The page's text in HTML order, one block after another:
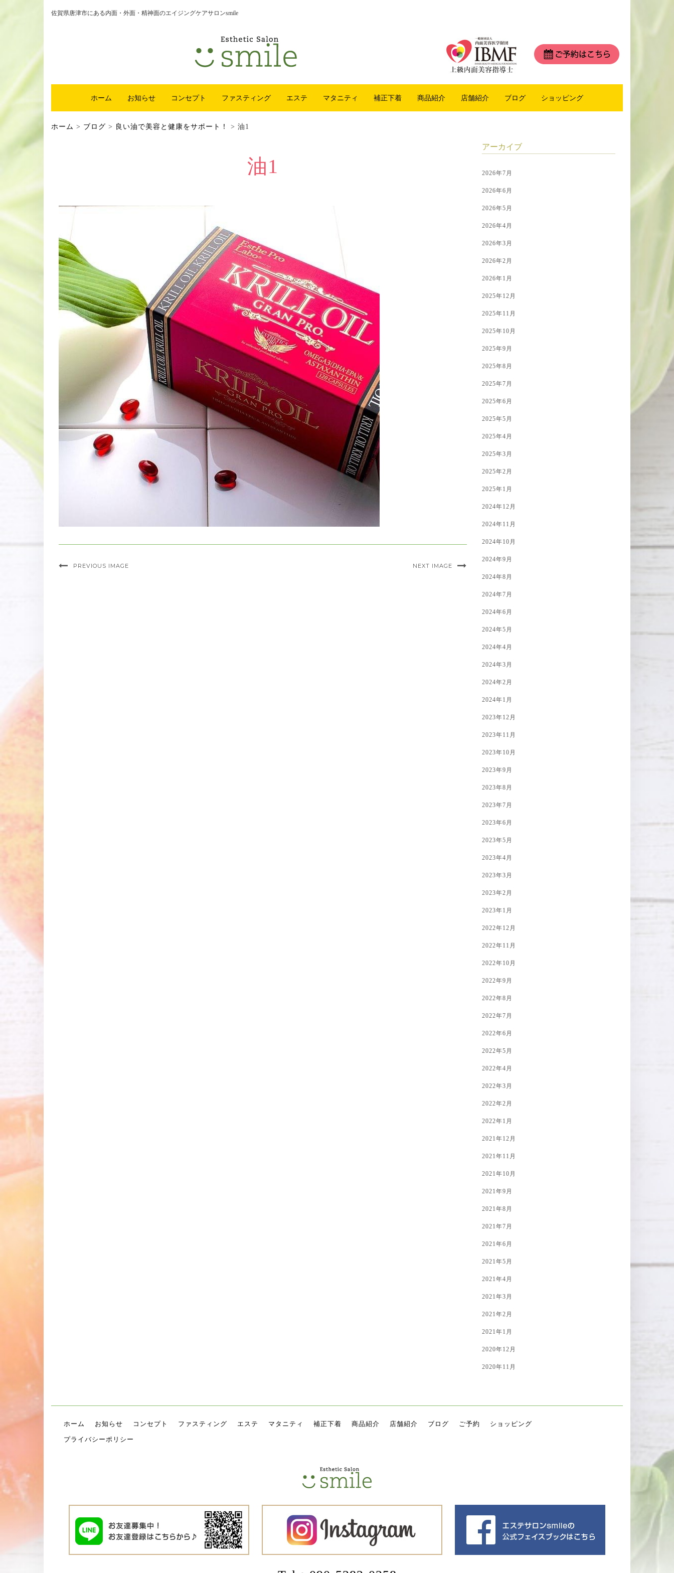
佐賀県唐津市にある内面・外面・精神面のエイジングケアサロンsmile
ホーム お知らせ コンセプト ファスティング エステ マタニティ 補正下着 商品紹介 店舗紹介 ブログ ショッピング
ホーム > ブログ > 良い油で美容と健康をサポート！ > 油1
油1
PREVIOUS IMAGE NEXT IMAGE
アーカイブ
2026年7月
2026年6月
2026年5月
2026年4月
2026年3月
2026年2月
2026年1月
2025年12月
2025年11月
2025年10月
2025年9月
2025年8月
2025年7月
2025年6月
2025年5月
2025年4月
2025年3月
2025年2月
2025年1月
2024年12月
2024年11月
2024年10月
2024年9月
2024年8月
2024年7月
2024年6月
2024年5月
2024年4月
2024年3月
2024年2月
2024年1月
2023年12月
2023年11月
2023年10月
2023年9月
2023年8月
2023年7月
2023年6月
2023年5月
2023年4月
2023年3月
2023年2月
2023年1月
2022年12月
2022年11月
2022年10月
2022年9月
2022年8月
2022年7月
2022年6月
2022年5月
2022年4月
2022年3月
2022年2月
2022年1月
2021年12月
2021年11月
2021年10月
2021年9月
2021年8月
2021年7月
2021年6月
2021年5月
2021年4月
2021年3月
2021年2月
2021年1月
2020年12月
2020年11月
ホーム お知らせ コンセプト ファスティング エステ マタニティ 補正下着 商品紹介 店舗紹介 ブログ ご予約 ショッピング
プライバシーポリシー